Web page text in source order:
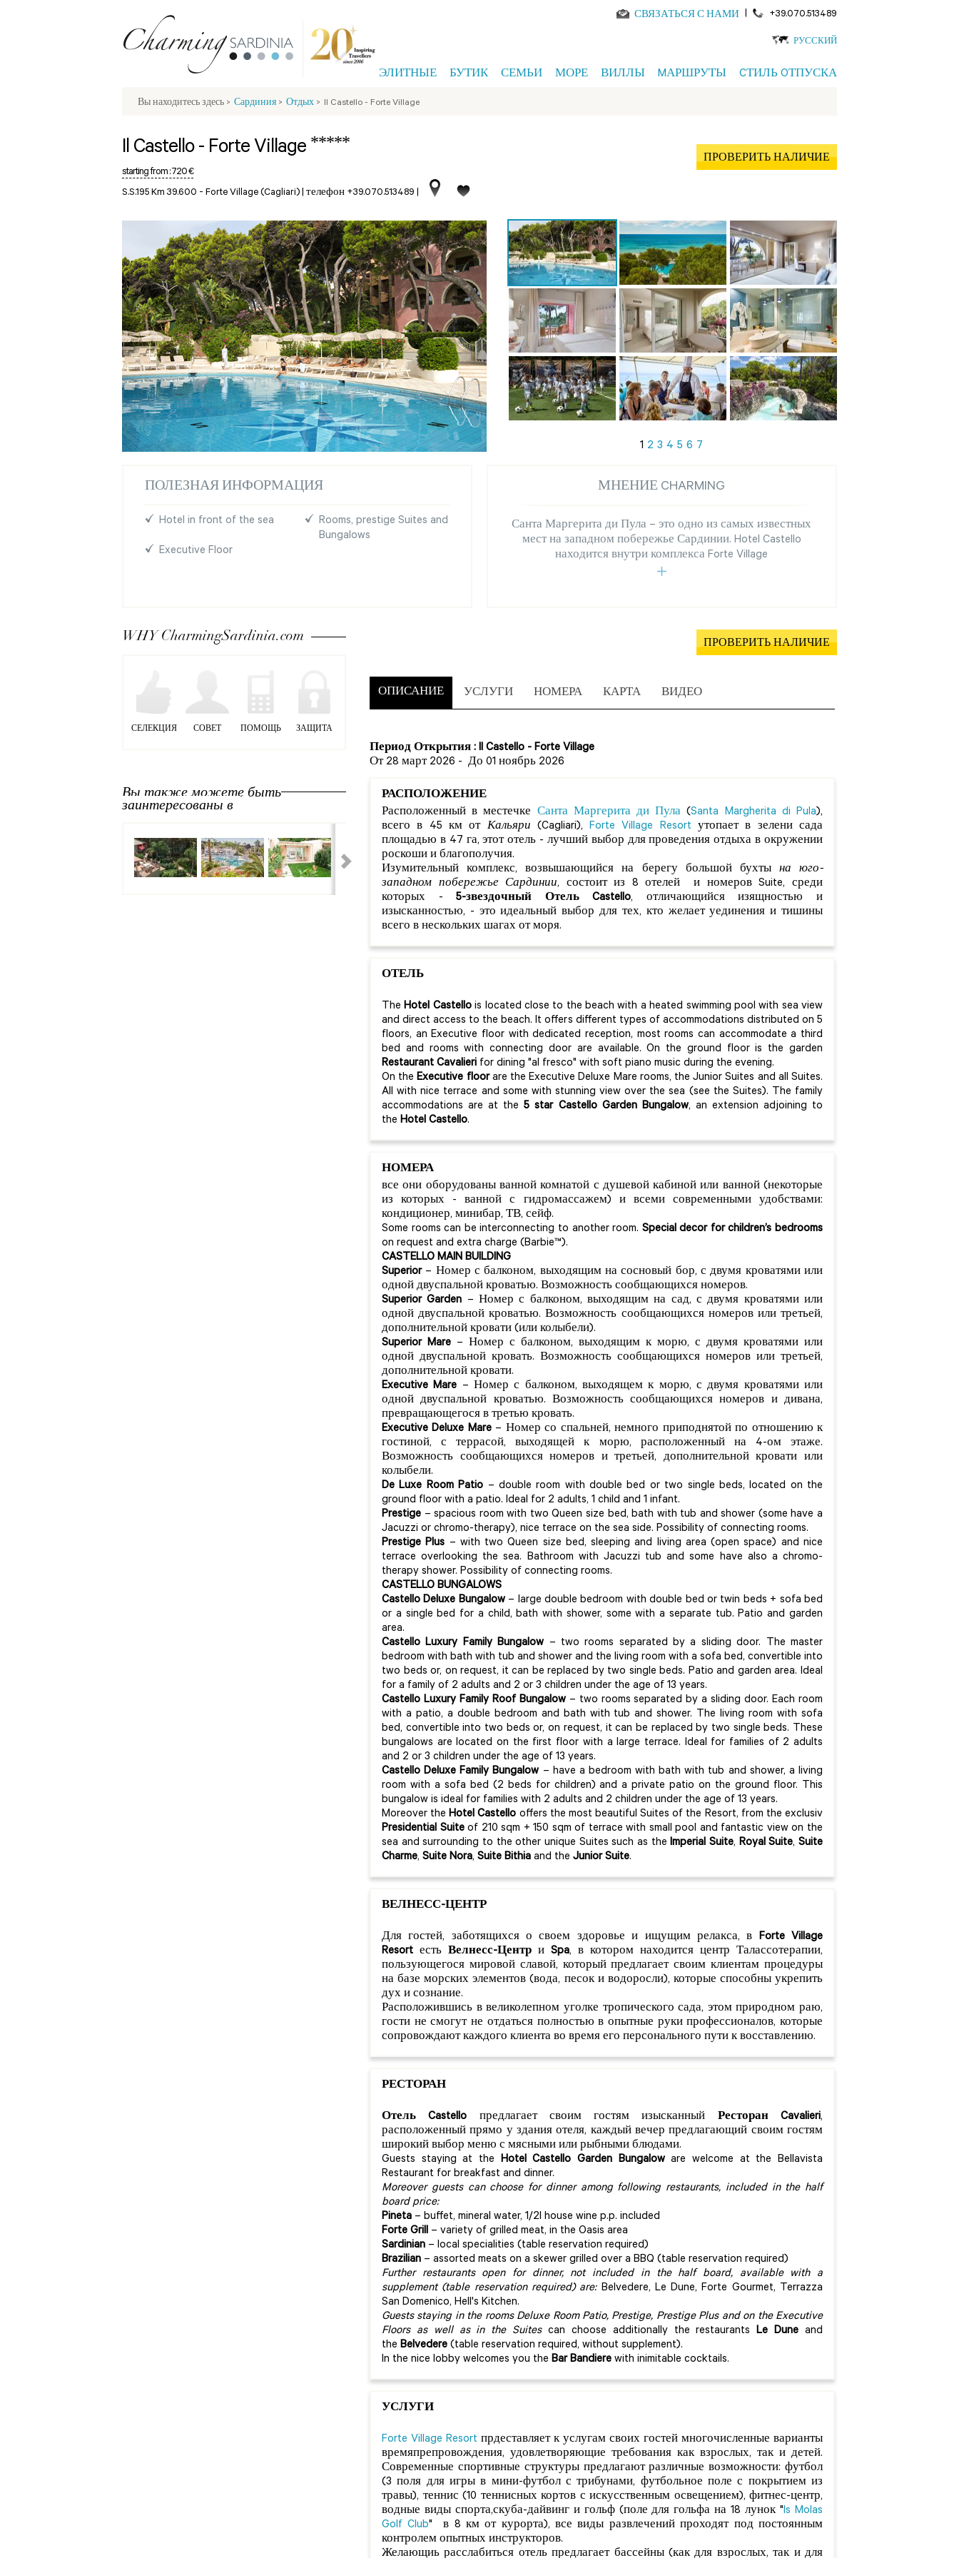
СВЯЗАТЬСЯ С НАМИ | +39.070.513489
РУССКИЙ
ЭЛИТНЫЕ БУТИК СЕМЬИ МОРЕ ВИЛЛЫ MАРШРУТЫ CТИЛЬ OТПУСКА
Вы находитесь здесь > Сардиния > Отдых > Il Castello - Forte Village
Il Castello - Forte Village *****
starting from : 720 €
S.S.195 Km 39.600 - Forte Village (Cagliari) | телефон +39.070.513489 |
ПРОВЕРИТЬ НАЛИЧИЕ
1 2 3 4 5 6 7
ПОЛЕЗНАЯ ИНФОРМАЦИЯ
Hotel in front of the sea
Rooms, prestige Suites and
Bungalows
Executive Floor
МНЕНИЕ CHARMING
Санта Маргерита ди Пула – это одно из самых известных
мест на западном побережье Сардинии. Hotel Castello
находится внутри комплекса Forte Village
WHY CharmingSardinia.com
СЕЛЕКЦИЯ СОВЕТ ПОМОЩЬ ЗАЩИТА
Вы также можете быть
заинтересованы в
ПРОВЕРИТЬ НАЛИЧИЕ
ОПИСАНИЕ УСЛУГИ НОМЕРА КАРТА ВИДЕО
Период Открытия : Il Castello - Forte Village
От 28 март 2026 - До 01 ноябрь 2026
РАСПОЛОЖЕНИЕ
Расположенный в местечке Санта Маргерита ди Пула (Santa Margherita di Pula),
всего в 45 км от Кальяри (Cagliari),Forte Village Resort утопает в зелени сада
площадью в 47 га, этот отель - лучший выбор для проведения отдыха в окружении
роскоши и благополучия.
Изумительный комплекс, возвышающийся на берегу большой бухты на юго-
западном побережье Сардинии, состоит из 8 отелей и номеров Suite, среди
которых -5-звездочный Отель Castello, отличающийся изящностью и
изысканностью, - это идеальный выбор для тех, кто желает уединения и тишины
всего в нескольких шагах от моря.
ОТЕЛЬ
TheHotel Castellois located close to the beach with a heated swimming pool with sea view
and direct access to the beach. It offers different types of accommodations distributed on 5
floors, an Executive floor with dedicated reception, most rooms can accommodate a third
bed and rooms with connecting door are available. On the ground floor is the garden
Restaurant Cavalieri for dining "al fresco" with soft piano music during the evening.
On theExecutive floorare the Executive Deluxe Mare rooms, the Junior Suites and all Suites.
All with nice terrace and some with stunning view over the sea (see the Suites). The family
accommodations are at the5 star Castello Garden Bungalow, an extension adjoining to
the Hotel Castello.
НОМЕРА
все они оборудованы ванной комнатой с душевой кабиной или ванной (некоторые
из которых - ванной с гидромассажем) и всеми современными удобствами:
кондиционер, минибар, ТВ, сейф.
Some rooms can be interconnecting to another room. Special decor for children’s bedrooms
on request and extra charge (Barbie™).
CASTELLO MAIN BUILDING
Superior– Номер с балконом, выходящим на сосновый бор, с двумя кроватями или
одной двуспальной кроватью. Возможность сообщающихся номеров.
Superior Garden – Номер с балконом, выходящим на сад, с двумя кроватями или
одной двуспальной кроватью. Возможность сообщающихся номеров или третьей,
дополнительной кровати (или колыбели).
Superior Mare – Номер с балконом, выходящим к морю, с двумя кроватями или
одной двуспальной кровать. Возможность сообщающихся номеров или третьей,
дополнительной кровати.
Executive Mare – Номер с балконом, выходящем к морю, с двумя кроватями или
одной двуспальной кроватью. Возможность сообщающихся номеров и дивана,
превращающегося в третью кровать.
Executive Deluxe Mare– Номер со спальней, немного приподнятой по отношению к
гостиной, с террасой, выходящей к морю, расположенный на 4-ом этаже.
Возможность сообщающихся номеров и третьей, дополнительной кровати или
колыбели.
De Luxe Room Patio – double room with double bed or two single beds, located on the
ground floor with a patio. Ideal for 2 adults, 1 child and 1 infant.
Prestige – spacious room with two Queen size bed, bath with tub and shower (some have a
Jacuzzi or chromo-therapy), nice terrace on the sea side. Possibility of connecting rooms.
Prestige Plus – with two Queen size bed, sleeping and living area (open space) and nice
terrace overlooking the sea. Bathroom with Jacuzzi tub and some have also a chromo-
therapy shower. Possibility of connecting rooms.
CASTELLO BUNGALOWS
Castello Deluxe Bungalow– large double bedroom with double bed or twin beds + sofa bed
or a single bed for a child, bath with shower, some with a separate tub. Patio and garden
area.
Castello Luxury Family Bungalow – two rooms separated by a sliding door. The master
bedroom with bath with tub and shower and the living room with a sofa bed, convertible into
two beds or, on request, it can be replaced by two single beds. Patio and garden area. Ideal
for a family of 2 adults and 2 or 3 children under the age of 13 years.
Castello Luxury Family Roof Bungalow– two rooms separated by a sliding door. Each room
with a patio, a double bedroom and bath with tub and shower. The living room with sofa
bed, convertible into two beds or, on request, it can be replaced by two single beds. These
bungalows are located on the first floor with a large terrace. Ideal for families of 2 adults
and 2 or 3 children under the age of 13 years.
Castello Deluxe Family Bungalow – have a bedroom with bath with tub and shower, a living
room with a sofa bed (2 beds for children) and a private patio on the ground floor. This
bungalow is ideal for families with 2 adults and 2 children under the age of 13 years.
Moreover theHotel Castello offers the most beautiful Suites of the Resort, from the exclusiv
Presidential Suiteof 210 sqm + 150 sqm of terrace with small pool and fantastic view on the
sea and surrounding to the other unique Suites such as theImperial Suite, Royal Suite,Suite
Charme, Suite Nora, Suite Bithia and the Junior Suite.
ВЕЛНЕСС-ЦЕНТР
Для гостей, заботящихся о своем здоровье и ищущим релакса, в Forte Village
Resort есть Велнесс-Центр и Spa, в котором находится центр Талассотерапии,
пользующегося мировой славой, который предлагает своим клиентам процедуры
на базе морских элементов (вода, песок и водоросли), которые способны укрепить
дух и сознание.
Расположившись в великолепном уголке тропического сада, этом природном раю,
гости не смогут не отдаться полностью в опытные руки профессионалов, которые
сопровождают каждого клиента во время его персонального пути к восставлению.
РЕСТОРАН
Отель Castello предлагает своим гостям изысканный Ресторан Cavalieri,
расположенный прямо у здания отеля, каждый вечер предлагающий своим гостям
широкий выбор меню с мясными или рыбными блюдами.
Guests staying at the Hotel Castello Garden Bungaloware welcome at the Bellavista
Restaurant for breakfast and dinner.
Moreover guests can choose for dinner among following restaurants, included in the half
board price:
Pineta – buffet, mineral water, 1/2l house wine p.p. included
Forte Grill – variety of grilled meat, in the Oasis area
Sardinian – local specialities (table reservation required)
Brazilian – assorted meats on a skewer grilled over a BBQ (table reservation required)
Further restaurants open for dinner, not included in the half board, available with a
supplement (table reservation required) are: Belvedere, Le Dune, Forte Gourmet, Terrazza
San Domenico, Hell's Kitchen.
Guests staying in the rooms Deluxe Room Patio, Prestige, Prestige Plus and on the Executive
Floors as well as in the Suitescan choose additionally the restaurantsLe Dune and
the Belvedere (table reservation required, without supplement).
In the nice lobby welcomes you the Bar Bandiere with inimitable cocktails.
УСЛУГИ
Forte Village Resort прдеставляет к услугам своих гостей многочисленные варианты
времяпрепровождения, удовлетворяющие требования как взрослых, так и детей.
Современные спортивные структуры предлагают различные возможности: футбол
(3 поля для игры в мини-футбол с трибунами, футбольное поле с покрытием из
травы), теннис (10 теннисных кортов с искусственным освещением), фитнес-центр,
водные виды спорта,скуба-дайвинг и гольф (поле для гольфа на 18 лунок "Is Molas
Golf Club" в 8 км от курорта), все виды развлечений проходят под постоянным
контролем опытных инструкторов.
Желающиь расслабиться отель предлагает бассейны (как для взрослых, так и для